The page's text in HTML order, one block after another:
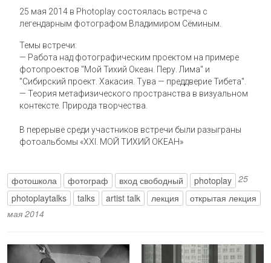
25 мая 2014 в Photoplay состоялась встреча с
легендарным фотографом Владимиром Сёминым.
Темы встречи:
— Работа над фотографическим проектом на примере
фотопроектов "Мой Тихий Океан. Перу. Лима" и
"Сибирский проект. Хакасия. Тува — преддверие Тибета".
— Теория метафизического пространства в визуальном
контексте. Природа творчества.
В перерыве среди участников встречи были разыграны
фотоальбомы «XXI. МОЙ ТИХИЙ ОКЕАН»
фотошкола фотограф вход свободный
photoplay
photoplaytalks
talks artist talk лекция открытая лекция
25
мая 2014